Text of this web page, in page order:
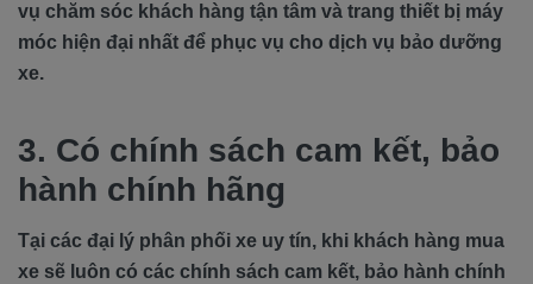
vụ chăm sóc khách hàng tận tâm và trang thiết bị máy
móc hiện đại nhất để phục vụ cho dịch vụ bảo dưỡng
xe.
3. Có chính sách cam kết, bảo
hành chính hãng
Tại các đại lý phân phối xe uy tín, khi khách hàng mua
xe sẽ luôn có các chính sách cam kết, bảo hành chính